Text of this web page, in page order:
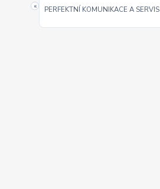
« PERFEKTNÍ KOMUNIKACE A SERVIS